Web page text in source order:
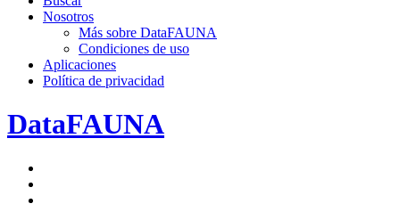
contenido.Nosotros
Más sobre DataFAUNA
Condiciones de uso
Aplicaciones
Política de privacidad
DataFAUNA